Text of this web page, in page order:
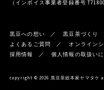
（インボイス事業者登録番号
黒豆への想い 黒豆茶づくり
よくあるご質問
オンライン
採用情報
個人情報の取扱い
copyright © 2026 黒豆茶総本家ヤマタケ